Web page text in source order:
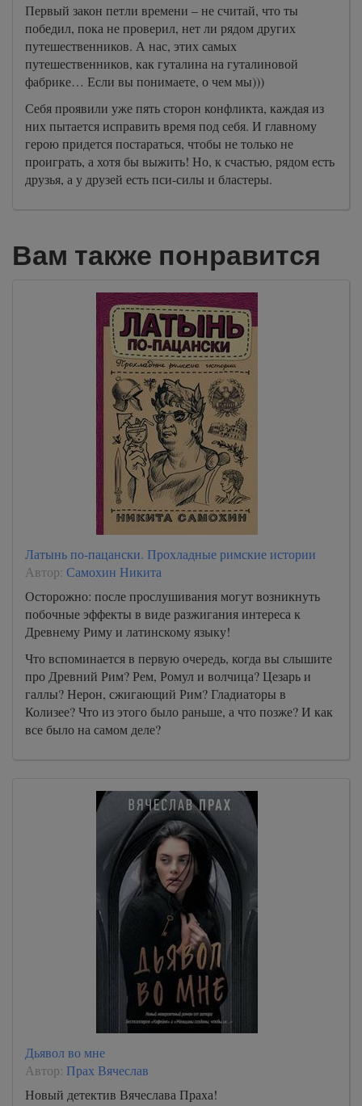
Первый закон петли времени – не считай, что ты
победил, пока не проверил, нет ли рядом других
путешественников. А нас, этих самых
путешественников, как гуталина на гуталиновой
фабрике… Если вы понимаете, о чем мы)))
Себя проявили уже пять сторон конфликта, каждая из
них пытается исправить время под себя. И главному
герою придется постараться, чтобы не только не
проиграть, а хотя бы выжить! Но, к счастью, рядом есть
друзья, а у друзей есть пси-силы и бластеры.
Вам также понравится
Латынь по-пацански. Прохладные римские истории
Автор: Самохин Никита
Осторожно: после прослушивания могут возникнуть
побочные эффекты в виде разжигания интереса к
Древнему Риму и латинскому языку!
Что вспоминается в первую очередь, когда вы слышите
про Древний Рим? Рем, Ромул и волчица? Цезарь и
галлы? Нерон, сжигающий Рим? Гладиаторы в
Колизее? Что из этого было раньше, а что позже? И как
все было на самом деле?
Дьявол во мне
Автор: Прах Вячеслав
Новый детектив Вячеслава Праха!